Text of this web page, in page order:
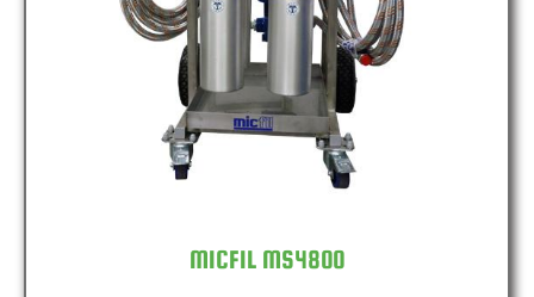
MICFIL MS4800
MICFIL MS4800